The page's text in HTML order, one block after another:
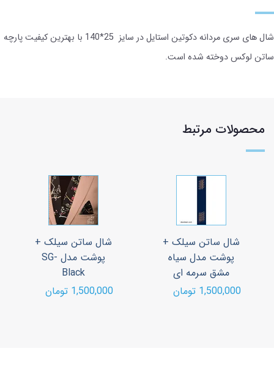
شال های سری مردانه دکوتین استایل در سایز 25*140 با بهترین کیفیت پارچه
ساتن لوکس دوخته شده است.
محصولات مرتبط
شال ساتن سیلک +
پوشت مدل سیاه
مشق سرمه ای
1,500,000 تومان
شال ساتن سیلک +
پوشت مدل SG-
Black
1,500,000 تومان